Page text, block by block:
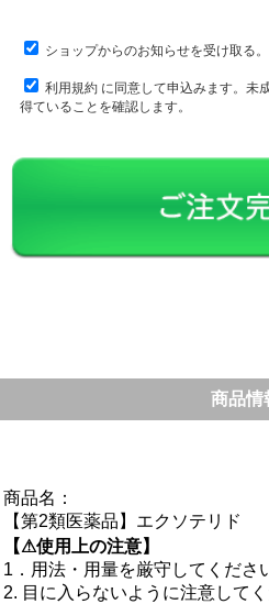
ショップからのお知らせを受け取る。
利用規約に同意して申込みます。未
得ていることを確認します。
商品情
商品名：
【第2類医薬品】エクソテリド
【⚠使用上の注意】
1．用法・用量を厳守してくださ
2. 目に入らないように注意して